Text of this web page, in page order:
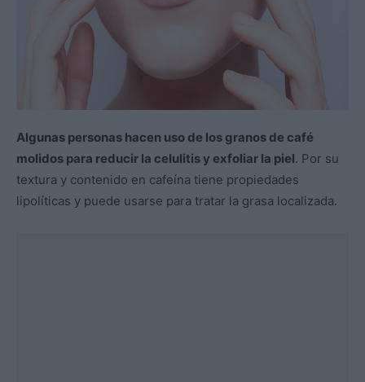
Algunas personas hacen uso de los granos de café
molidos para reducir la celulitis y exfoliar la piel. Por su
textura y contenido en cafeína tiene propiedades
lipolíticas y puede usarse para tratar la grasa localizada.